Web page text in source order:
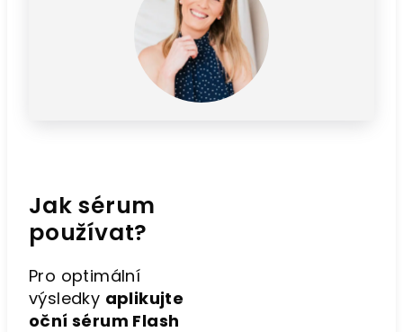
Jak sérum
používat?
Pro optimální
výsledky aplikujte
oční sérum Flash